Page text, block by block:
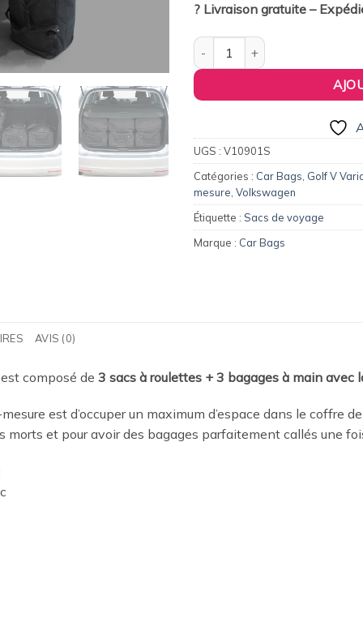
? Livraison gratuite –
quantité de Pack de 6 sacs
UGS : V10901S
Catégories : Car Bags Golf V
mesure Volkswagen
Étiquette : Sacs de voyage
Marque : Car Bags
AVIS (0)
composé de 3 sacs à roulettes + 3 bagages à main avec
est d’occuper un maximum d’espace dans le coffre
morts et pour avoir des bagages parfaitement callés une